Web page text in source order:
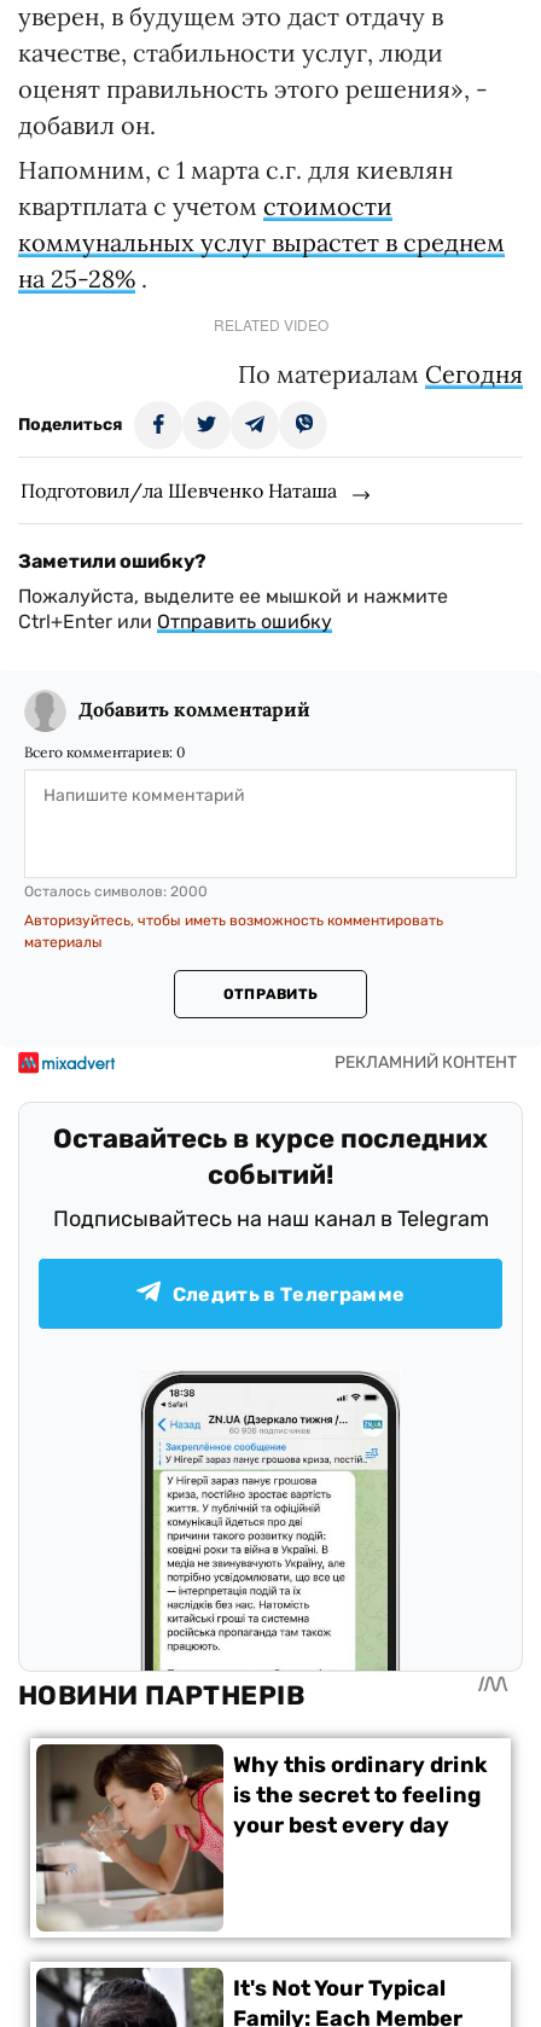
уверен, в будущем это даст отдачу в
качестве, стабильности услуг, люди
оценят правильность этого решения», -
добавил он.
Напомним, с 1 марта с.г. для киевлян
квартплата с учетом стоимости
коммунальных услуг вырастет в среднем
на 25-28% .
RELATED VIDEO
По материалам Сегодня
Поделиться
Подготовил/ла Шевченко Наташа
Заметили ошибку?
Пожалуйста, выделите ее мышкой и нажмите
Ctrl+Enter или Отправить ошибку
Добавить комментарий
Всего комментариев: 0
Осталось символов: 2000
Авторизуйтесь, чтобы иметь возможность комментировать
материалы
ОТПРАВИТЬ
Оставайтесь в курсе последних
событий!
Подписывайтесь на наш канал в Telegram
Следить в Телеграмме